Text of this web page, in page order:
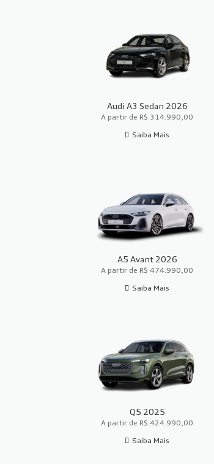
Audi A3 Sedan 2026
A partir de R$ 314.990,00
Saiba Mais
A5 Avant 2026
A partir de R$ 474.990,00
Saiba Mais
Q5 2025
A partir de R$ 424.990,00
Saiba Mais